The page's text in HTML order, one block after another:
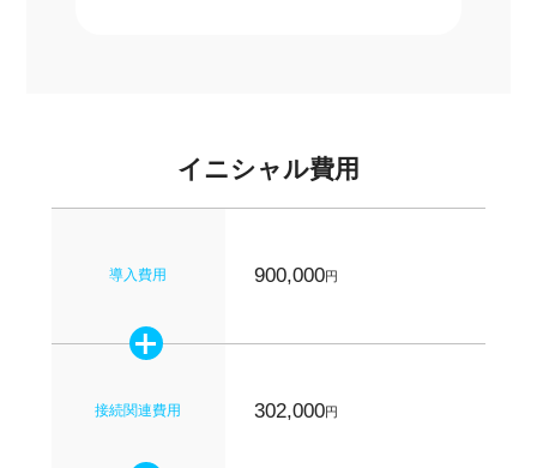
イニシャル費用
導入費用 900,000円
接続関連費用 302,000円